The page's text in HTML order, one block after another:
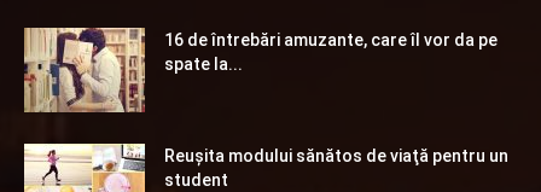
16 de întrebări amuzante, care îl vor da pe
spate la...
Reuşita modului sănătos de viaţă pentru un
student